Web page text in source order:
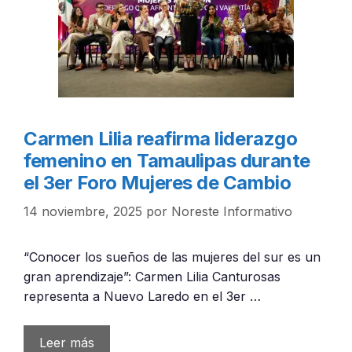
Carmen Lilia reafirma liderazgo
femenino en Tamaulipas durante
el 3er Foro Mujeres de Cambio
14 noviembre, 2025 por Noreste Informativo
“Conocer los sueños de las mujeres del sur es un
gran aprendizaje”: Carmen Lilia Canturosas
representa a Nuevo Laredo en el 3er …
Leer más